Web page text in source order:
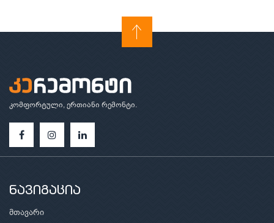
კომფორტული, ერთიანი რემონტი.
ნავიგაცია
მთავარი